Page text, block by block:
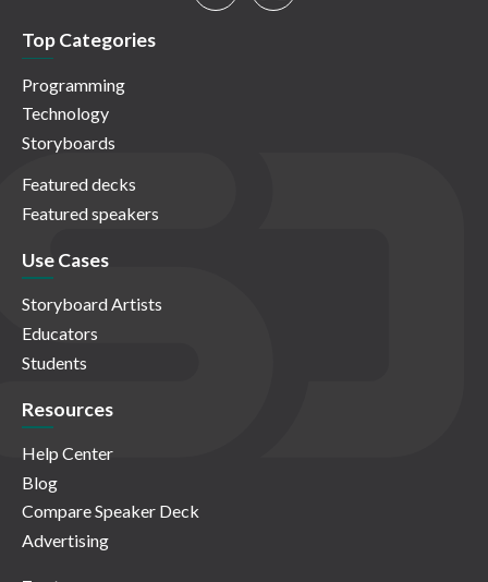
Top Categories
Programming
Technology
Storyboards
Featured decks
Featured speakers
Use Cases
Storyboard Artists
Educators
Students
Resources
Help Center
Blog
Compare Speaker Deck
Advertising